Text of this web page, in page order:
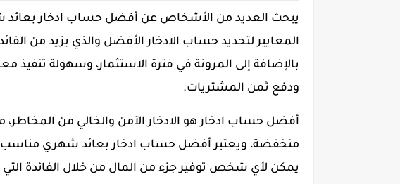
يبحث العديد من الأشخاص عن أفضل حساب ادخار
المعايير لتحديد حساب الادخار الأفضل والذي يزيد من
بالإضافة إلى المرونة في فترة الاستثمار، وسهولة
ودفع ثمن المشتريات.
أفضل حساب ادخار هو الادخار الآمن والخالي من
منخفضة، ويعتبر أفضل حساب ادخار بعائد شهري
يمكن لأي شخص توفير جزء من المال من خلال الفائدة